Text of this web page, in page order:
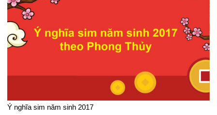
Ý nghĩa sim năm sinh 2017